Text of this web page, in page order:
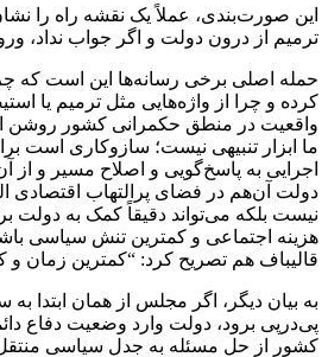
این صورت‌بندی، عملاً یک نقشه راه را
ترمیم از درون‌ دولت و اگر جواب نداد،
حمله اصلی برخی رسانه‌ها این است که
کرده و چرا از واژه‌هایی مثل ترمیم یا
واقعیت در منطق حکمرانی کشور روشن
ما ابزار تنبیهی نیست؛ سازوکاری است
اجرایی به پاسخ‌گویی و اصلاح مسیر و از
دولت آن‌هم در فضای پرالتهاب اقتصادی
نیست بلکه می‌تواند دقیقاً کمک به دولت
هزینه اجتماعی و کمترین تنش سیاسی
قالیباف هم تصریح کرد: “کمترین زمان و
به بیان دیگر، اگر مجلس از همان ابتدا
پی‌درپی برود، دولت وارد وضعیت دفاع
کشور از حل مسئله به جدل سیاسی